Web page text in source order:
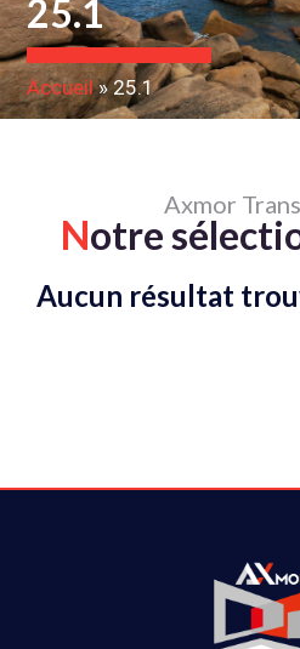
25.1
Accueil»25.1
Axmor
Notre
Aucun résultat